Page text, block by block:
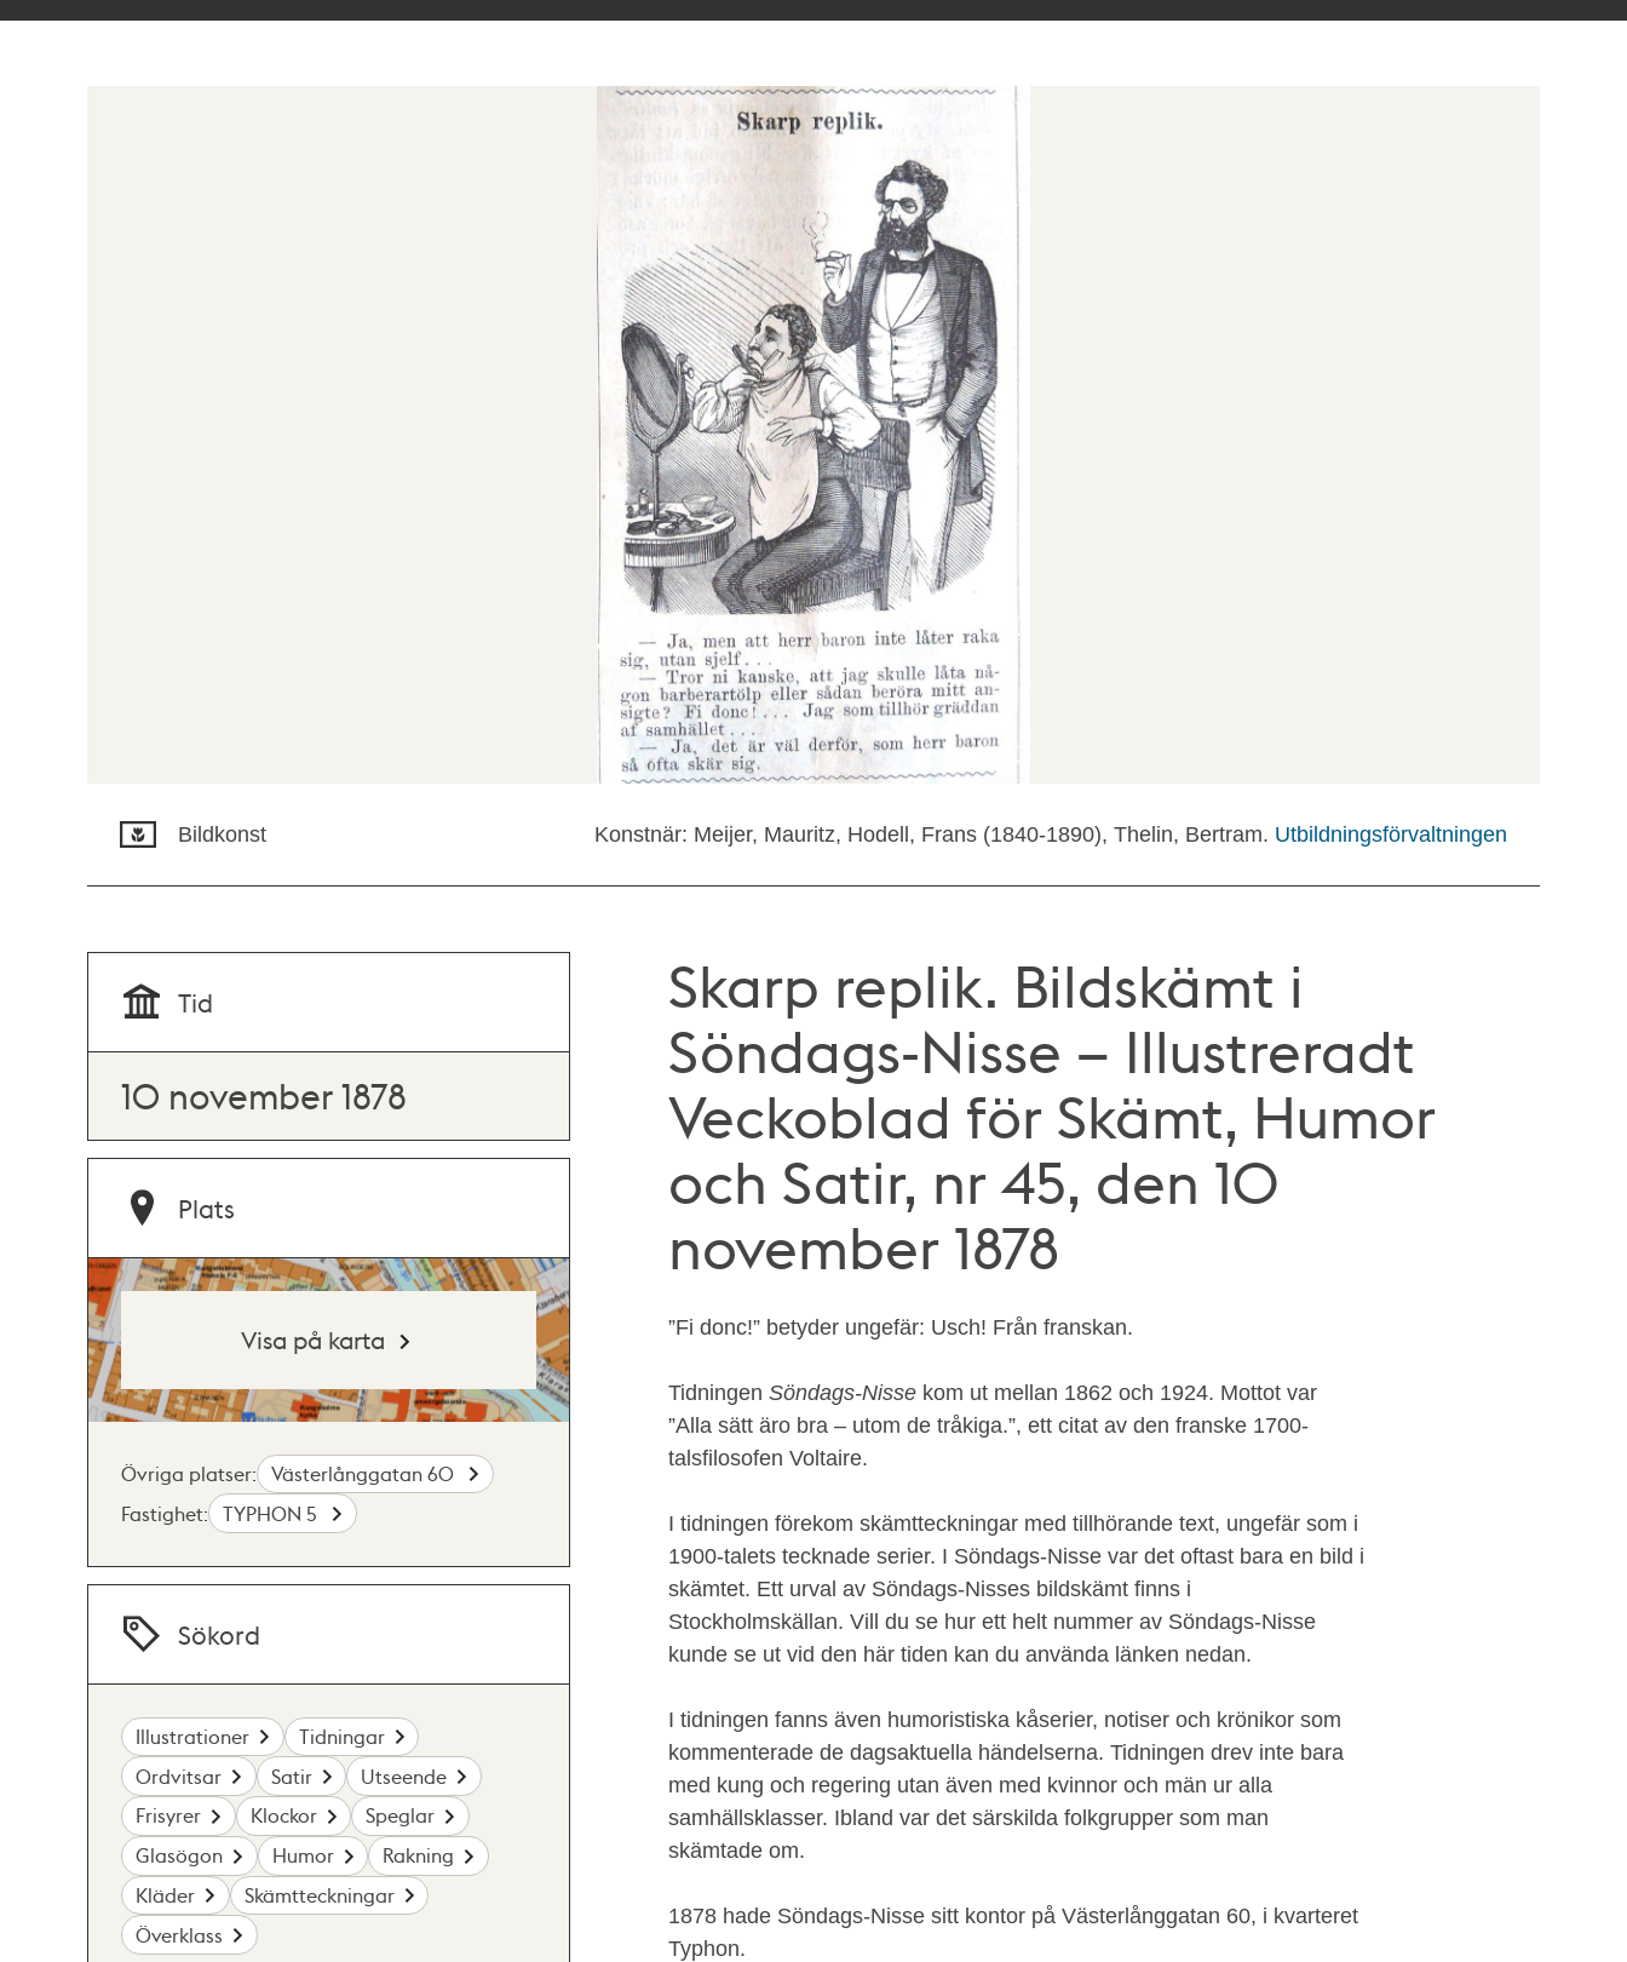
Bildkonst Konstnär: Meijer, Mauritz, Hodell, Frans (1840-1890), Thelin, Bertram. Utbildningsförvaltningen
Skarp replik. Bildskämt i
Söndags-Nisse – Illustreradt
Veckoblad för Skämt, Humor
och Satir, nr 45, den 10
november 1878
”Fi donc!” betyder ungefär: Usch! Från franskan.
Tidningen Söndags-Nisse kom ut mellan 1862 och 1924. Mottot var
”Alla sätt äro bra – utom de tråkiga.”, ett citat av den franske 1700-
talsfilosofen Voltaire.
I tidningen förekom skämtteckningar med tillhörande text, ungefär som i
1900-talets tecknade serier. I Söndags-Nisse var det oftast bara en bild i
skämtet. Ett urval av Söndags-Nisses bildskämt finns i
Stockholmskällan. Vill du se hur ett helt nummer av Söndags-Nisse
kunde se ut vid den här tiden kan du använda länken nedan.
I tidningen fanns även humoristiska kåserier, notiser och krönikor som
kommenterade de dagsaktuella händelserna. Tidningen drev inte bara
med kung och regering utan även med kvinnor och män ur alla
samhällsklasser. Ibland var det särskilda folkgrupper som man
skämtade om.
1878 hade Söndags-Nisse sitt kontor på Västerlånggatan 60, i kvarteret
Typhon.
Tid
10 november 1878
Plats
Visa på karta
Övriga platser:
Västerlånggatan 60
Fastighet:
TYPHON 5
Sökord
Illustrationer
Tidningar
Ordvitsar
Satir
Utseende
Frisyrer
Klockor
Speglar
Glasögon
Humor
Rakning
Kläder
Skämtteckningar
Överklass